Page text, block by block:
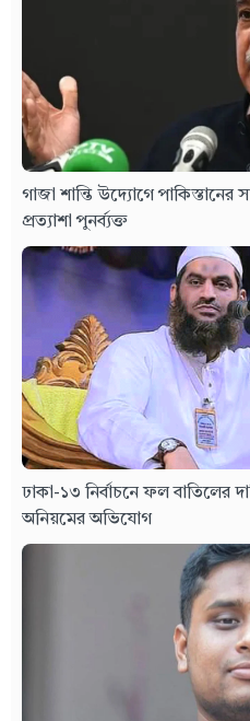
গাজা শান্তি উদ্যোগে পাকিস্তানের
প্রত্যাশা পুনর্ব্যক্ত
ঢাকা-১৩ নির্বাচনে ফল
অনিয়মের অভিযোগ